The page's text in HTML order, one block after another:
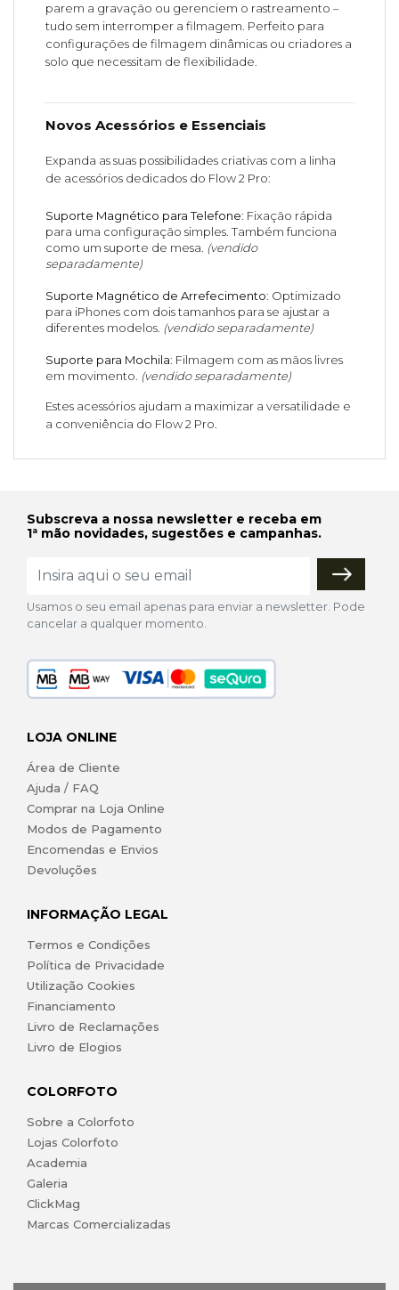
parem a gravação ou gerenciem o rastreamento –
tudo sem interromper a filmagem. Perfeito para
configurações de filmagem dinâmicas ou criadores a
solo que necessitam de flexibilidade.
Novos Acessórios e Essenciais
Expanda as suas possibilidades criativas com a linha
de acessórios dedicados do Flow 2 Pro:
Suporte Magnético para Telefone: Fixação rápida
para uma configuração simples. Também funciona
como um suporte de mesa. (vendido
separadamente)
Suporte Magnético de Arrefecimento: Optimizado
para iPhones com dois tamanhos para se ajustar a
diferentes modelos. (vendido separadamente)
Suporte para Mochila: Filmagem com as mãos livres
em movimento. (vendido separadamente)
Estes acessórios ajudam a maximizar a versatilidade e
a conveniência do Flow 2 Pro.
Subscreva a nossa newsletter e receba em
1ª mão novidades, sugestões e campanhas.
Usamos o seu email apenas para enviar a newsletter. Pode
cancelar a qualquer momento.
LOJA ONLINE
Área de Cliente
Ajuda / FAQ
Comprar na Loja Online
Modos de Pagamento
Encomendas e Envios
Devoluções
INFORMAÇÃO LEGAL
Termos e Condições
Política de Privacidade
Utilização Cookies
Financiamento
Livro de Reclamações
Livro de Elogios
COLORFOTO
Sobre a Colorfoto
Lojas Colorfoto
Academia
Galeria
ClickMag
Marcas Comercializadas